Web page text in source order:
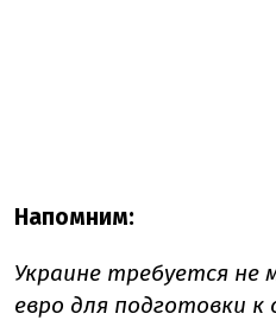
Напомним:
Украине требуется не
евро для подготовки